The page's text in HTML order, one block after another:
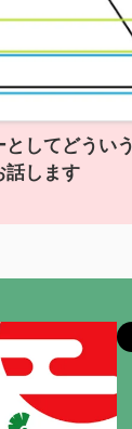
してどうい
話します